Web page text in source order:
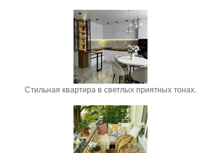
Стильная квартира в светлых приятных тонах.